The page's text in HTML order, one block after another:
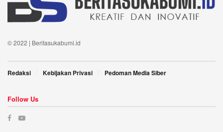
© 2022 | Beritasukabumi.id
Redaksi Kebijakan Privasi Pedoman Media Siber
Follow Us